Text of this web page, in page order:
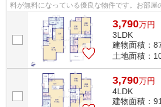
料が無料になっている優良な物件です。お部屋
せて頂きますのでお気軽にお問合せ下...
3,790万円
3LDK
建物面積：
土地面積：
3,790万円
4LDK
建物面積：